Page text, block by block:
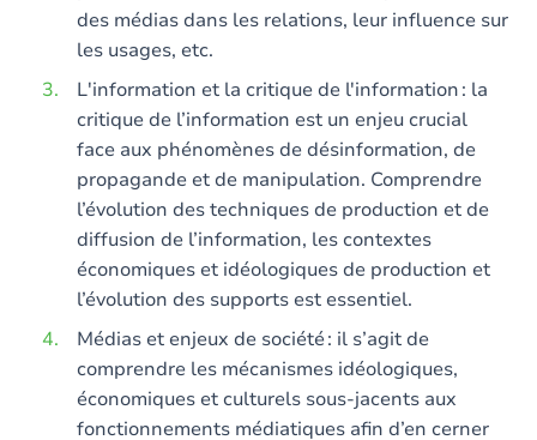
des médias dans les relations, leur influence sur
les usages, etc.
L'information et la critique de l'information : la
critique de l’information est un enjeu crucial
face aux phénomènes de désinformation, de
propagande et de manipulation. Comprendre
l’évolution des techniques de production et de
diffusion de l’information, les contextes
économiques et idéologiques de production et
l’évolution des supports est essentiel.
Médias et enjeux de société : il s’agit de
comprendre les mécanismes idéologiques,
économiques et culturels sous-jacents aux
fonctionnements médiatiques afin d’en cerner